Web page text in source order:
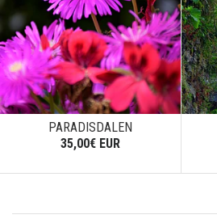
PARADISDALEN
35,00€ EUR